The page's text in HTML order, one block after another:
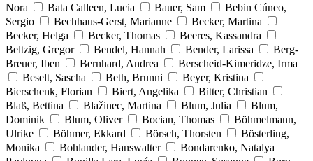
Nora
Bata Calleen, Lucia Bauer, Sam
Bebin Cúneo,
Sergio
Bechhaus-Gerst, Marianne
Becker, Martina
Becker, Helga
Becker, Thomas
Beeres, Kassandra
Beltzig, Gregor
Bendel, Hannah Bender, Larissa
Berg-
Breuer, Iben
Bernhard, Andrea
Berscheid-Kimeridze, Irma
Beselt, Sascha
Beth, Brunni
Beyer, Kristina
Bierschenk, Florian
Biert, Angelika
Bitter, Christian
Blaß, Bettina
Blažinec, Martina Blum, Julia
Blum,
Dominik
Blum, Oliver Bocian, Thomas
Böhmelmann,
Ulrike
Böhmer, Ekkard Börsch, Thorsten
Bösterling,
Monika
Bohlander, Hanswalter
Bondarenko, Natalya